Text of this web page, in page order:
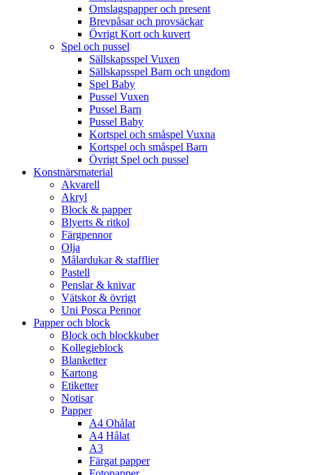
Omslagspapper och present
Brevpåsar och provsäckar
Övrigt Kort och kuvert
Spel och pussel
Sällskapsspel Vuxen
Sällskapsspel Barn och ungdom
Spel Baby
Pussel Vuxen
Pussel Barn
Pussel Baby
Kortspel och småspel Vuxna
Kortspel och småspel Barn
Övrigt Spel och pussel
Konstnärsmaterial
Akvarell
Akryl
Block & papper
Blyerts & ritkol
Färgpennor
Olja
Målardukar & stafflier
Pastell
Penslar & knivar
Vätskor & övrigt
Uni Posca Pennor
Papper och block
Block och blockkuber
Kollegieblock
Blanketter
Kartong
Etiketter
Notisar
Papper
A4 Ohålat
A4 Hålat
A3
Färgat papper